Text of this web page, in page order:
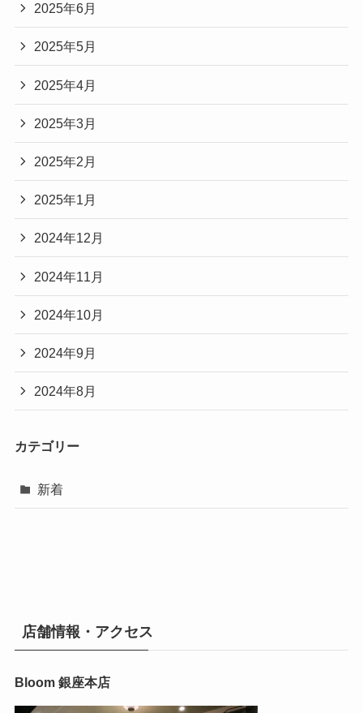
2025年6月
2025年5月
2025年4月
2025年3月
2025年2月
2025年1月
2024年12月
2024年11月
2024年10月
2024年9月
2024年8月
カテゴリー
新着
店舗情報・アクセス
Bloom 銀座本店